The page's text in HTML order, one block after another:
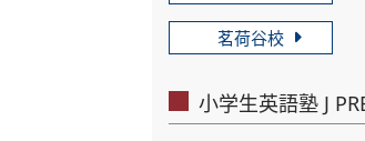
茗荷谷校
小学生英語塾 J